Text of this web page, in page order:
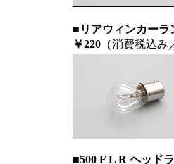
■リアウィンカーラ
￥220（消費税込み
■500 F L R ヘッド